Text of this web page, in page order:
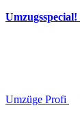
Umzugsspecial!
Umzüge Profi